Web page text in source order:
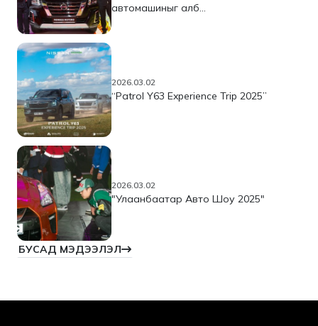
автомашиныг алб...
2026.03.02
“Patrol Y63 Experience Trip 2025”
2026.03.02
"Улаанбаатар Авто Шоу 2025"
БУСАД МЭДЭЭЛЭЛ